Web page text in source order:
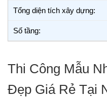
Tổng diện tích xây dựng:
Số tầng:
Thi Công Mẫu
Đẹp Giá Rẻ Tại